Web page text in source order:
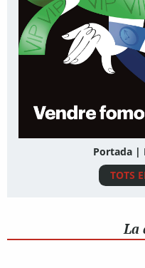
Portada |
TOTS
La